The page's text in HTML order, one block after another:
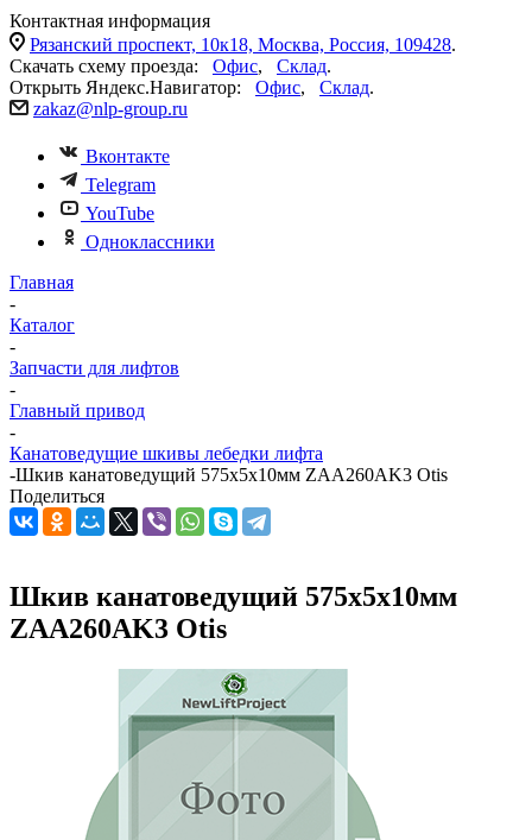
Контактная информация
Рязанский проспект, 10к18, Москва, Россия, 109428.
Скачать схему проезда: Офис, Склад.
Открыть Яндекс.Навигатор: Офис, Склад.
zakaz@nlp-group.ru
Вконтакте
Telegram
YouTube
Одноклассники
Главная
-
Каталог
-
Запчасти для лифтов
-
Главный привод
-
Канатоведущие шкивы лебедки лифта
-Шкив канатоведущий 575х5х10мм ZAA260AK3 Otis
Поделиться
Шкив канатоведущий 575х5х10мм
ZAA260AK3 Otis